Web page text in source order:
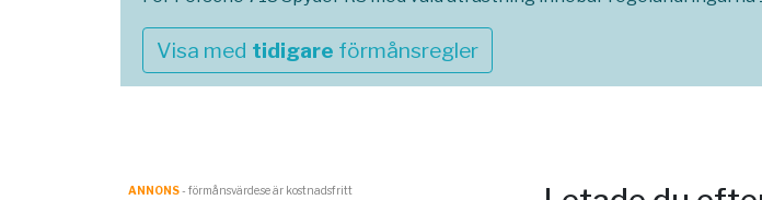
Visa med tidigare förmånsregler
ANNONS- förmånsvärde.se är kostnadsfritt